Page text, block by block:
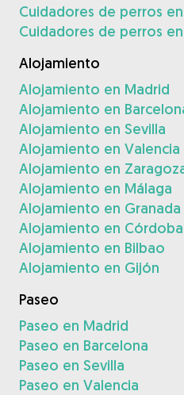
Cuidadores de perros
Cuidadores de perros
Alojamiento
Alojamiento en Madrid
Alojamiento en
Alojamiento en Sevilla
Alojamiento en Valencia
Alojamiento en
Alojamiento en Málaga
Alojamiento en Granada
Alojamiento en Córdoba
Alojamiento en Bilbao
Alojamiento en Gijón
Paseo
Paseo en Madrid
Paseo en Barcelona
Paseo en Sevilla
Paseo en Valencia